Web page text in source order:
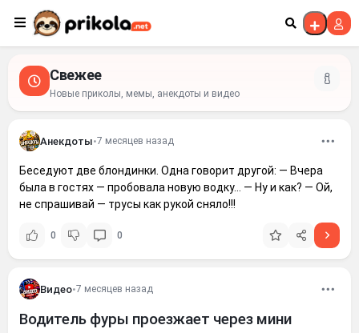
Перейти к контенту
Свежее
Новые приколы, мемы, анекдоты и видео
Анекдоты•7 месяцев назад
Беседуют две блондинки. Одна говорит другой: — Вчера
была в гостях — пробовала новую водку... — Ну и как? — Ой,
не спрашивай — трусы как рукой сняло!!!
0 0
Видео•7 месяцев назад
Водитель фуры проезжает через мини